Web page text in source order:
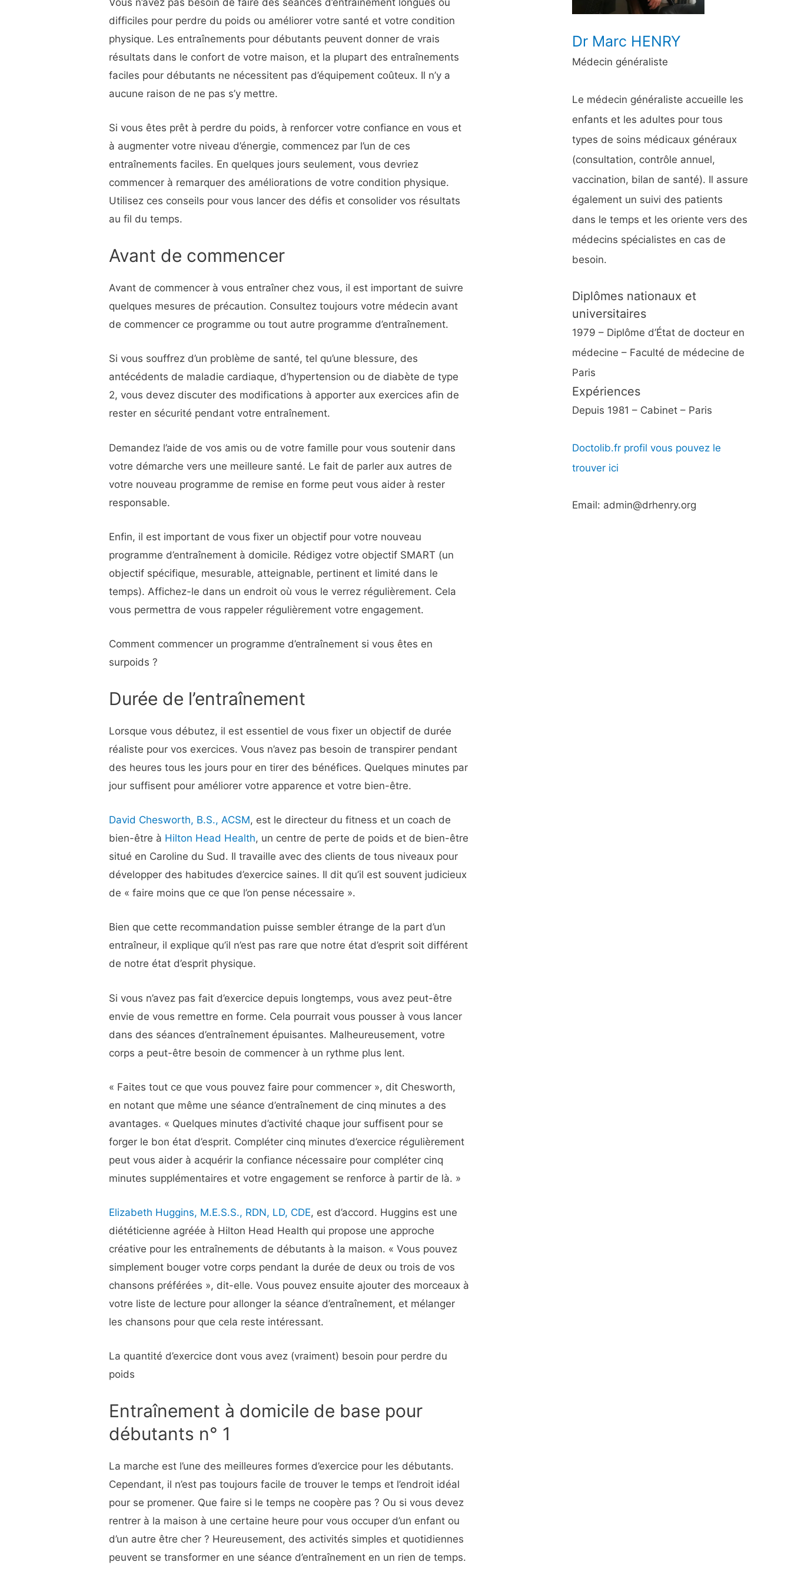
difficiles pour perdre du poids ou améliorer votre santé et votre condition
physique. Les entraînements pour débutants peuvent donner de vrais
résultats dans le confort de votre maison, et la plupart des entraînements
faciles pour débutants ne nécessitent pas d’équipement coûteux. Il n’y a
aucune raison de ne pas s’y mettre.
Si vous êtes prêt à perdre du poids, à renforcer votre confiance en vous et
à augmenter votre niveau d’énergie, commencez par l’un de ces
entraînements faciles. En quelques jours seulement, vous devriez
commencer à remarquer des améliorations de votre condition physique.
Utilisez ces conseils pour vous lancer des défis et consolider vos résultats
au fil du temps.
Avant de commencer
Avant de commencer à vous entraîner chez vous, il est important de suivre
quelques mesures de précaution. Consultez toujours votre médecin avant
de commencer ce programme ou tout autre programme d’entraînement.
Si vous souffrez d’un problème de santé, tel qu’une blessure, des
antécédents de maladie cardiaque, d’hypertension ou de diabète de type
2, vous devez discuter des modifications à apporter aux exercices afin de
rester en sécurité pendant votre entraînement.
Demandez l’aide de vos amis ou de votre famille pour vous soutenir dans
votre démarche vers une meilleure santé. Le fait de parler aux autres de
votre nouveau programme de remise en forme peut vous aider à rester
responsable.
Enfin, il est important de vous fixer un objectif pour votre nouveau
programme d’entraînement à domicile. Rédigez votre objectif SMART (un
objectif spécifique, mesurable, atteignable, pertinent et limité dans le
temps). Affichez-le dans un endroit où vous le verrez régulièrement. Cela
vous permettra de vous rappeler régulièrement votre engagement.
Comment commencer un programme d’entraînement si vous êtes en
surpoids ?
Durée de l’entraînement
Lorsque vous débutez, il est essentiel de vous fixer un objectif de durée
réaliste pour vos exercices. Vous n’avez pas besoin de transpirer pendant
des heures tous les jours pour en tirer des bénéfices. Quelques minutes par
jour suffisent pour améliorer votre apparence et votre bien-être.
David Chesworth, B.S., ACSM, est le directeur du fitness et un coach de
bien-être à Hilton Head Health, un centre de perte de poids et de bien-être
situé en Caroline du Sud. Il travaille avec des clients de tous niveaux pour
développer des habitudes d’exercice saines. Il dit qu’il est souvent judicieux
de « faire moins que ce que l’on pense nécessaire ».
Bien que cette recommandation puisse sembler étrange de la part d’un
entraîneur, il explique qu’il n’est pas rare que notre état d’esprit soit différent
de notre état d’esprit physique.
Si vous n’avez pas fait d’exercice depuis longtemps, vous avez peut-être
envie de vous remettre en forme. Cela pourrait vous pousser à vous lancer
dans des séances d’entraînement épuisantes. Malheureusement, votre
corps a peut-être besoin de commencer à un rythme plus lent.
« Faites tout ce que vous pouvez faire pour commencer », dit Chesworth,
en notant que même une séance d’entraînement de cinq minutes a des
avantages. « Quelques minutes d’activité chaque jour suffisent pour se
forger le bon état d’esprit. Compléter cinq minutes d’exercice régulièrement
peut vous aider à acquérir la confiance nécessaire pour compléter cinq
minutes supplémentaires et votre engagement se renforce à partir de là. »
Elizabeth Huggins, M.E.S.S., RDN, LD, CDE, est d’accord. Huggins est une
diététicienne agréée à Hilton Head Health qui propose une approche
créative pour les entraînements de débutants à la maison. « Vous pouvez
simplement bouger votre corps pendant la durée de deux ou trois de vos
chansons préférées », dit-elle. Vous pouvez ensuite ajouter des morceaux à
votre liste de lecture pour allonger la séance d’entraînement, et mélanger
les chansons pour que cela reste intéressant.
La quantité d’exercice dont vous avez (vraiment) besoin pour perdre du
poids
Entraînement à domicile de base pour
débutants n° 1
La marche est l’une des meilleures formes d’exercice pour les débutants.
Cependant, il n’est pas toujours facile de trouver le temps et l’endroit idéal
pour se promener. Que faire si le temps ne coopère pas ? Ou si vous devez
rentrer à la maison à une certaine heure pour vous occuper d’un enfant ou
d’un autre être cher ? Heureusement, des activités simples et quotidiennes
peuvent se transformer en une séance d’entraînement en un rien de temps.
Dr Marc HENRY
Médecin généraliste
Le médecin généraliste accueille les
enfants et les adultes pour tous
types de soins médicaux généraux
(consultation, contrôle annuel,
vaccination, bilan de santé). Il assure
également un suivi des patients
dans le temps et les oriente vers des
médecins spécialistes en cas de
besoin.
Diplômes nationaux et
universitaires
1979 – Diplôme d’État de docteur en
médecine – Faculté de médecine de
Paris
Expériences
Depuis 1981 – Cabinet – Paris
Doctolib.fr profil vous pouvez le
trouver ici
Email: admin@drhenry.org